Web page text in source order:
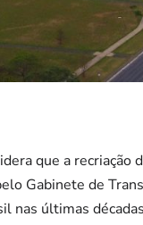
que a
Gabinete de
nas últimas